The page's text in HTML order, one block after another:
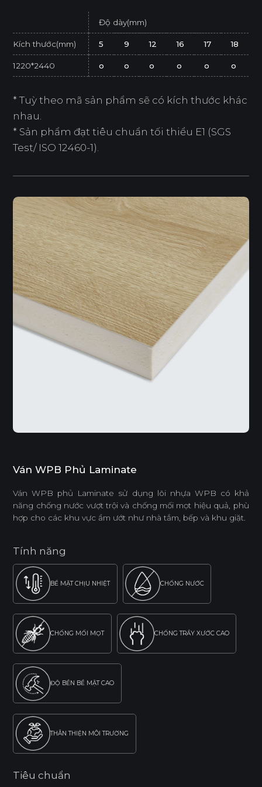
Độ dày(mm)
Kích thước(mm) 5 9 12 16 17 18
1220*2440 o o o o o o
* Tuỳ theo mã sản phẩm sẽ có kích thước khác
nhau.
* Sản phẩm đạt tiêu chuẩn tối thiểu E1 (SGS
Test/ ISO 12460-1).
Ván WPB Phủ Laminate
Ván WPB phủ Laminate sử dụng lõi nhựa WPB có khả
năng chống nước vượt trội và chống mối mọt hiệu quả, phù
hợp cho các khu vực ẩm ướt như nhà tắm, bếp và khu giặt.
Tính năng
BỀ MẶT CHỊU NHIỆT CHỐNG NƯỚC
CHỐNG MỐI MỌT CHỐNG TRẦY XƯỚC CAO
ĐỘ BỀN BỀ MẶT CAO
THÂN THIỆN MÔI TRƯỜNG
Tiêu chuẩn